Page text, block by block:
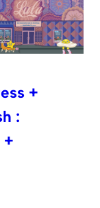
+
:
+